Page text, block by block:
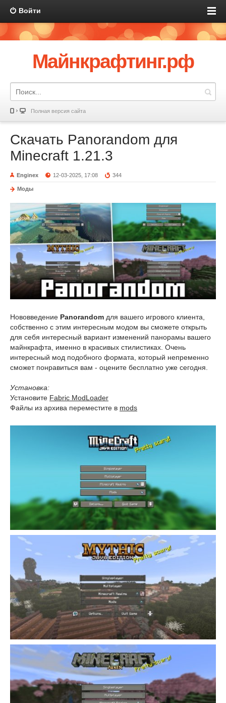
Войти
Майнкрафтинг.рф
Полная версия сайта
Скачать Panorandom для
Minecraft 1.21.3
Enginex 12-03-2025, 17:08 344
Моды
Нововведение Panorandom для вашего игрового клиента,
собственно с этим интересным модом вы сможете открыть
для себя интересный вариант изменений панорамы вашего
майнкрафта, именно в красивых стилистиках. Очень
интересный мод подобного формата, который непременно
сможет понравиться вам - оцените бесплатно уже сегодня.
Установка:
Установите Fabric ModLoader
Файлы из архива переместите в mods